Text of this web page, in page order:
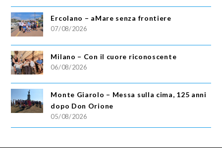
Ercolano – aMare senza frontiere
07/08/2026
Milano – Con il cuore riconoscente
06/08/2026
Monte Giarolo – Messa sulla cima, 125 anni
dopo Don Orione
05/08/2026